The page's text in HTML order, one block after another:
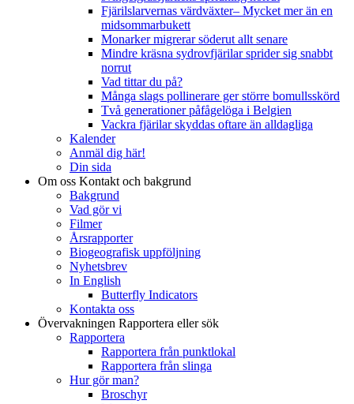
Fjärilslarvernas värdväxter– Mycket mer än en
midsommarbukett
Monarker migrerar söderut allt senare
Mindre kräsna sydrovfjärilar sprider sig snabbt
norrut
Vad tittar du på?
Många slags pollinerare ger större bomullsskörd
Två generationer påfågelöga i Belgien
Vackra fjärilar skyddas oftare än alldagliga
Kalender
Anmäl dig här!
Din sida
Om oss Kontakt och bakgrund
Bakgrund
Vad gör vi
Filmer
Årsrapporter
Biogeografisk uppföljning
Nyhetsbrev
In English
Butterfly Indicators
Kontakta oss
Övervakningen Rapportera eller sök
Rapportera
Rapportera från punktlokal
Rapportera från slinga
Hur gör man?
Broschyr